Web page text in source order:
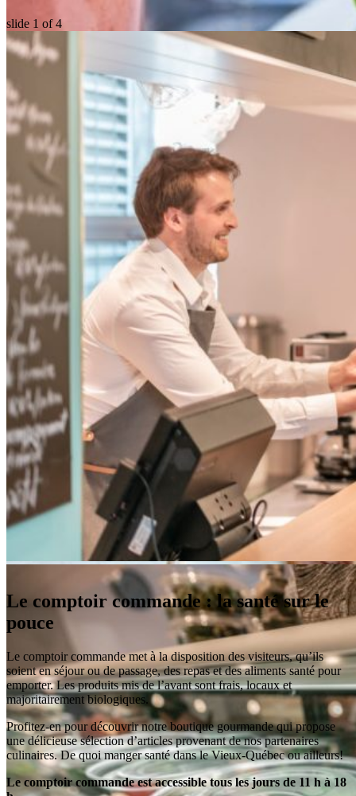
slide 1 of 4
Le comptoir commande : la santé sur le
pouce
Le comptoir commande met à la disposition des visiteurs, qu’ils
soient en séjour ou de passage, des repas et des aliments santé pour
emporter. Les produits mis de l’avant sont frais, locaux et
majoritairement biologiques.
Profitez-en pour découvrir notre boutique gourmande qui propose
une délicieuse sélection d’articles provenant de nos partenaires
culinaires. De quoi manger santé dans le Vieux-Québec ou ailleurs!
Le comptoir commande est accessible tous les jours de 11 h à 18